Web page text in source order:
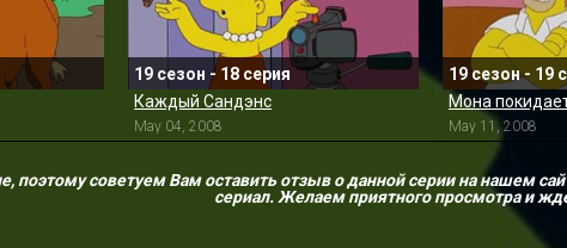
19 сезон - 18 серия
Каждый Сандэнс
May 04, 2008
19 сезон - 19
Мона
May 11, 2008
советуем Вам оставить отзыв о данной серии на нашем
сериал. Желаем приятного просмотра и